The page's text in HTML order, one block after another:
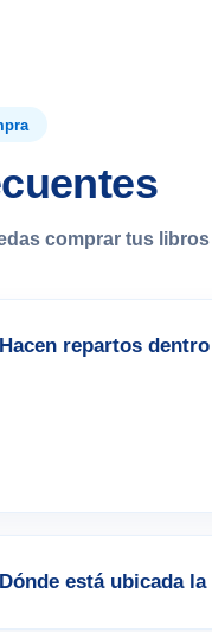
comprar tus
repartos
está ubicada